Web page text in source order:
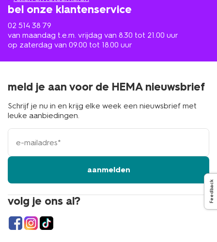
bel onze klantenservice
02 514 38 79
van maandag t.e.m. vrijdag van 8.30 tot 21.00 uur
op zaterdag van 09.00 tot 18.00 uur
volg je ons al?
meld je aan voor de HEMA nieuwsbrief
Schrijf je nu in en krijg elke week een nieuwsbrief met
leuke aanbiedingen.
e-
mailadres
aanmelden
Feedback